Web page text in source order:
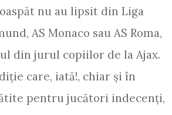
nu au lipsit din Liga
AS Monaco sau AS Roma,
din jurul copiilor de la Ajax.
care, iată!, chiar şi în
pentru jucători indecenţi,